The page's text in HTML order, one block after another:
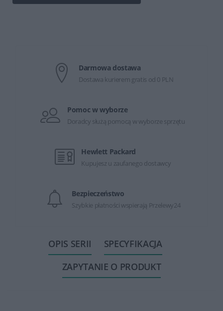
Darmowa dostawa
Dostawa kurierem gratis od 0 PLN
Pomoc w wyborze
Doradcy służą pomocą w wyborze sprzętu
Hewlett Packard
Kupujesz u zaufanego dostawcy
Bezpieczeństwo
Szybkie płatności wspierają Przelewy24
OPIS SERII
SPECYFIKACJA
ZAPYTANIE O PRODUKT